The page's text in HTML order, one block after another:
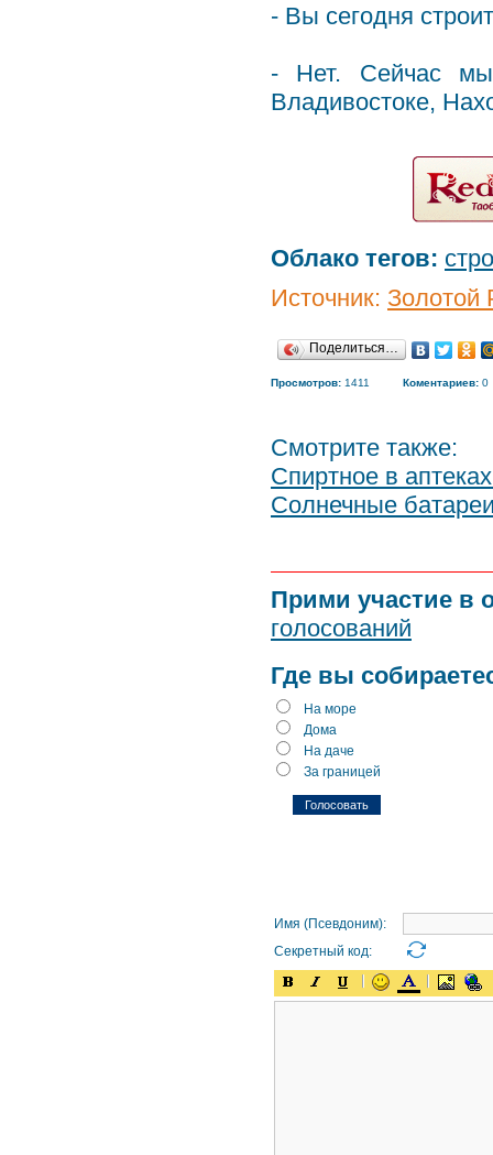
- Вы сегодня
- Нет. Сейчас
Владивостоке,
Облако тегов:
Источник: Золотой
Поделиться…
Просмотров: 1411 Коментариев: 0
Смотрите также:
Спиртное в
Солнечные
Прими участие в
голосований
Где вы
На море
Дома
На даче
За границей
Имя (Псевдоним):
Секретный код: